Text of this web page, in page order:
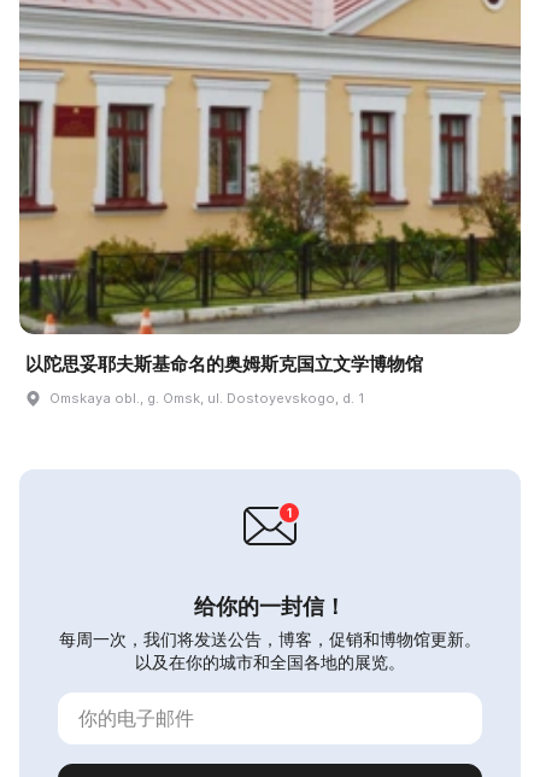
以陀思妥耶夫斯基命名的奥姆斯克国立文学博物馆
Omskaya obl., g. Omsk, ul. Dostoyevskogo, d. 1
给你的一封信！
每周一次，我们将发送公告，博客，促销和博物馆更新。
以及在你的城市和全国各地的展览。